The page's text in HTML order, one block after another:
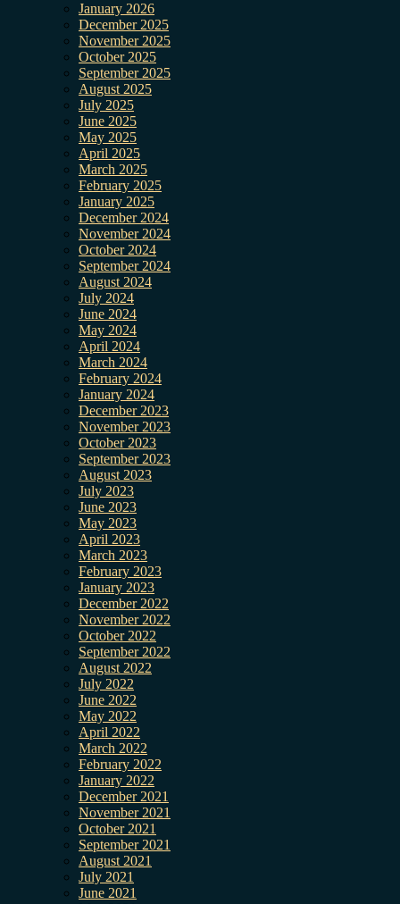
January 2026
December 2025
November 2025
October 2025
September 2025
August 2025
July 2025
June 2025
May 2025
April 2025
March 2025
February 2025
January 2025
December 2024
November 2024
October 2024
September 2024
August 2024
July 2024
June 2024
May 2024
April 2024
March 2024
February 2024
January 2024
December 2023
November 2023
October 2023
September 2023
August 2023
July 2023
June 2023
May 2023
April 2023
March 2023
February 2023
January 2023
December 2022
November 2022
October 2022
September 2022
August 2022
July 2022
June 2022
May 2022
April 2022
March 2022
February 2022
January 2022
December 2021
November 2021
October 2021
September 2021
August 2021
July 2021
June 2021